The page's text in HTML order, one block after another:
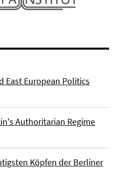
East European Politics
Authoritarian Regime
Köpfen der Berliner